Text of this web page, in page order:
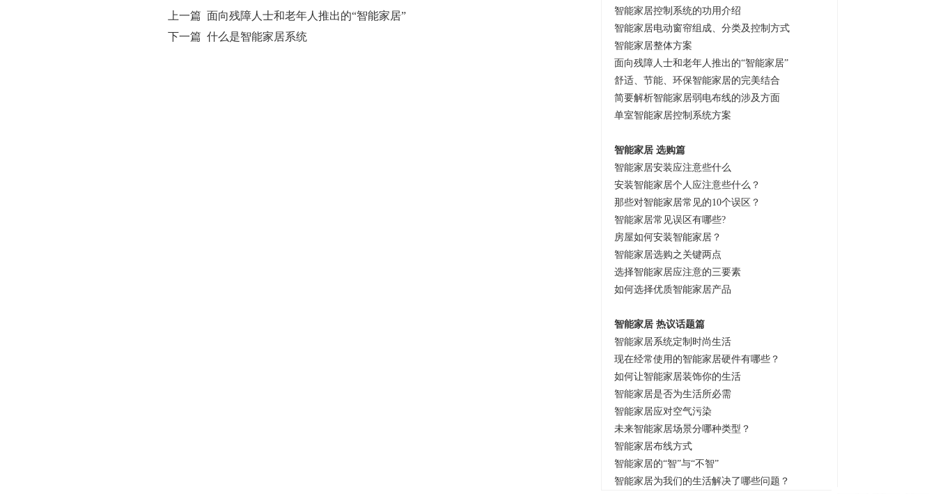
上一篇 面向残障人士和老年人推出的“智能家居”
下一篇 什么是智能家居系统
智能家居控制系统的功用介绍
智能家居电动窗帘组成、分类及控制方式
智能家居整体方案
面向残障人士和老年人推出的“智能家居”
舒适、节能、环保智能家居的完美结合
简要解析智能家居弱电布线的涉及方面
单室智能家居控制系统方案
智能家居 选购篇
智能家居安装应注意些什么
安装智能家居个人应注意些什么？
那些对智能家居常见的10个误区？
智能家居常见误区有哪些?
房屋如何安装智能家居？
智能家居选购之关键两点
选择智能家居应注意的三要素
如何选择优质智能家居产品
智能家居 热议话题篇
智能家居系统定制时尚生活
现在经常使用的智能家居硬件有哪些？
如何让智能家居装饰你的生活
智能家居是否为生活所必需
智能家居应对空气污染
未来智能家居场景分哪种类型？
智能家居布线方式
智能家居的“智”与“不智”
智能家居为我们的生活解决了哪些问题？